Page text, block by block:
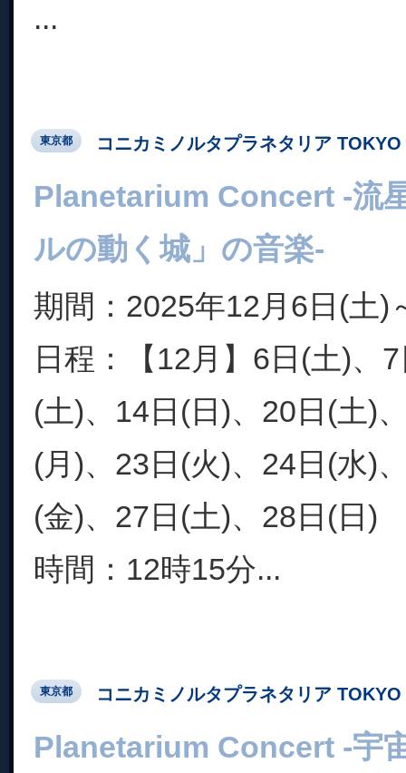
...
東京都 コニカミノルタプラネタリア TOKYO
Planetarium Concert -流
ルの動く城」の音楽-
期間：2025年12月6日(土)
日程：【12月】6日(土)、
(土)、14日(日)、20日(土)
(月)、23日(火)、24日(水)
(金)、27日(土)、28日(日)
時間：12時15分...
東京都 コニカミノルタプラネタリア TOKYO
Planetarium Concert -宇